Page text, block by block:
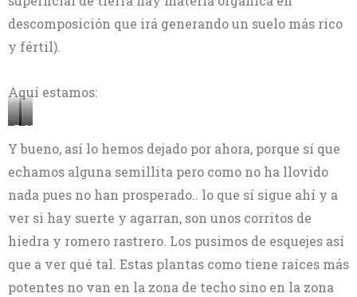
descomposición que irá generando un suelo más rico
y fértil).
Aquí estamos:
Echando
paja
sobre
techo
tierra
Manitou
sobre
paja
Y bueno, así lo hemos dejado por ahora, porque sí que
echamos alguna semillita pero como no ha llovido
nada pues no han prosperado.. lo que sí sigue ahí y a
ver si hay suerte y agarran, son unos corritos de
hiedra y romero rastrero. Los pusimos de esquejes así
que a ver qué tal. Estas plantas como tiene raíces más
potentes no van en la zona de techo sino en la zona